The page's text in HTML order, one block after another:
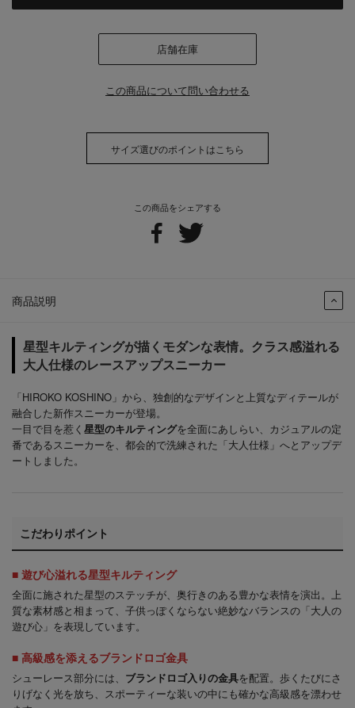
この商品をシェアする
商品説明
星型キルティングが描くモダンな表情。クラス感溢れる
大人仕様のレースアップスニーカー
「HIROKO KOSHINO」から、独創的なデザインと上質なディテールが
融合した新作スニーカーが登場。
一目で目を惹く 星型のキルティングを全面にあしらい、カジュアルの定
番であるスニーカーを、都会的で洗練された「大人仕様」へとアップデ
ートしました。
こだわりポイント
■ 遊び心溢れる星型キルティング
全面に施された星型のステッチが、奥行きのある豊かな表情を演出。上
質な素材感と相まって、子供っぽくならない絶妙なバランスの「大人の
遊び心」を表現しています。
■ 高級感を添えるブランドロゴ金具
シューレース部分には、 ブランドロゴ入りの金具を配置。歩くたびにさ
りげなく光を放ち、スポーティーな装いの中にも確かな高級感を漂わせ
店舗在庫
この商品について問い合わせる
サイズ選びのポイントはこちら